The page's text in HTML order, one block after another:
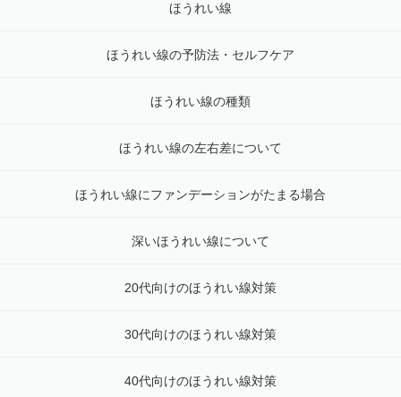
ほうれい線
ほうれい線の予防法・セルフケア
ほうれい線の種類
ほうれい線の左右差について
ほうれい線にファンデーションがたまる場合
深いほうれい線について
20代向けのほうれい線対策
30代向けのほうれい線対策
40代向けのほうれい線対策